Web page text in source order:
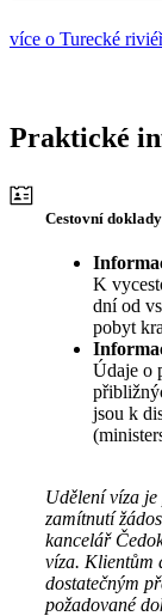
více o Turecké
Praktické
Cestovní
K
dní od
pobyt
Údaje o
jsou k
Udělení víza
zamítnutí
kancelář
víza. Klientům
dostatečným
požadované